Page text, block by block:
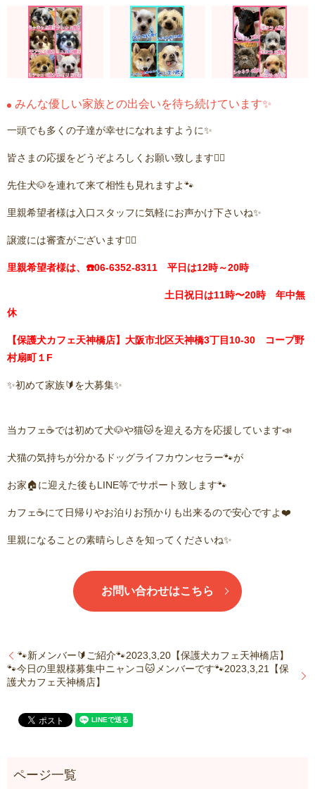
みんな優しい家族との出会いを待ち続けています✨
一頭でも多くの子達が幸せになれますように✨
皆さまの応援をどうぞよろしくお願い致します🙇‍♂️
先住犬🐶を連れて来て相性も見れますよ🐾
里親希望者様は入口スタッフに気軽にお声かけ下さいね✨
譲渡には審査がございます🙇‍♂️
里親希望者様は、☎️06-6352-8311 平日は12時～20時
土日祝日は11時〜20時 年中無
休
【保護犬カフェ天神橋店】大阪市北区天神橋3丁目10-30 コープ野
村扇町１F
✨初めて家族🔰を大募集✨
当カフェ☕️では初めて犬🐶や猫🐱を迎える方を応援しています📣
犬猫の気持ちが分かるドッグライフカウンセラー🐾が
お家🏠に迎えた後もLINE等でサポート致します🐾
カフェ☕️にて日帰りやお泊りお預かりも出来るので安心ですよ❤️
里親になることの素晴らしさを知ってくださいね✨
お問い合わせはこちら
🐾新メンバー🔰ご紹介🐾2023,3,20【保護犬カフェ天神橋店】
🐾今日の里親様募集中ニャンコ🐱メンバーです🐾2023,3,21【保
護犬カフェ天神橋店】